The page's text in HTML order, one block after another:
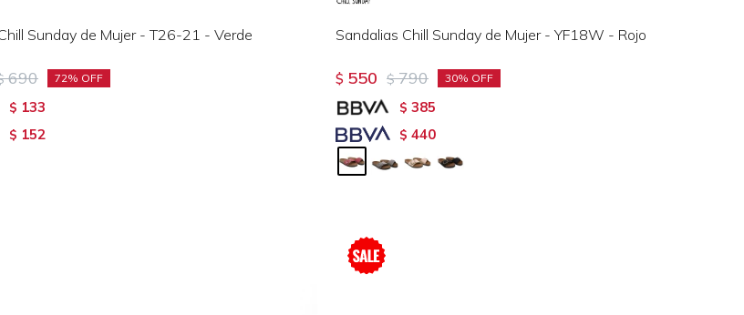
Sunday de Mujer - T26-21 - Verde
690 72
$ 133
$ 152
Sandalias Chill Sunday de Mujer - YF18W - Rojo
$ 550 $ 790 30
$ 385
$ 440